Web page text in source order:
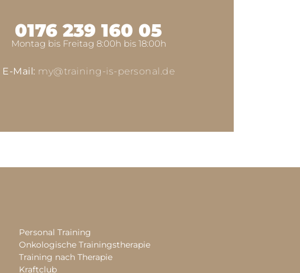
0176 239 160 05
Montag bis Freitag 8:00h bis 18:00h
E-Mail: my@training-is-personal.de
Personal Training
Onkologische Trainingstherapie
Training nach Therapie
Kraftclub